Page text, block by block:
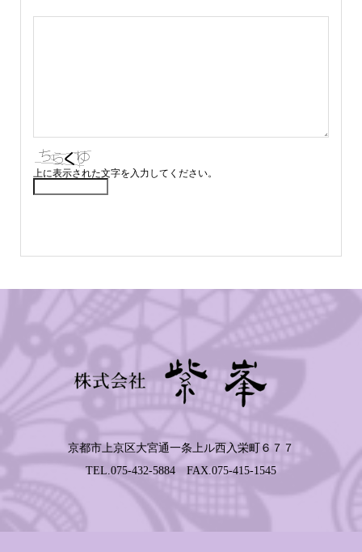
上に表示された文字を入力してください。
京都市上京区大宮通一条上ル西入栄町６７７
TEL.075-432-5884 FAX.075-415-1545